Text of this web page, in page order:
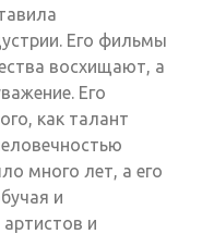
Его фильмы
восхищают, а
Его
как талант
много лет, а его
и
и